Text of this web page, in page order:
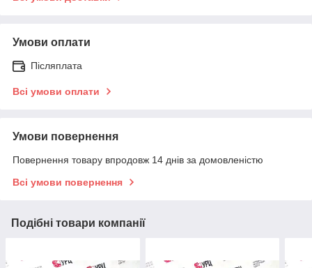
Умови оплати
Післяплата
Всі умови оплати
Умови повернення
Повернення товару впродовж 14 днів за домовленістю
Всі умови повернення
Подібні товари компанії